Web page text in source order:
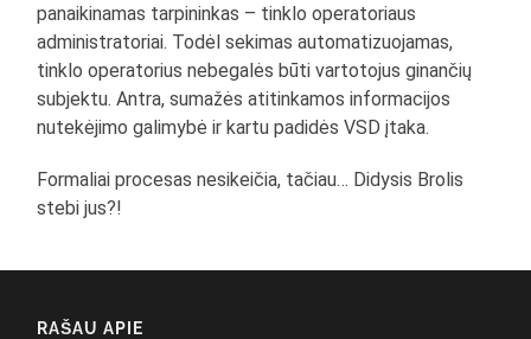
panaikinamas tarpininkas – tinklo operatoriaus
administratoriai. Todėl sekimas automatizuojamas,
tinklo operatorius nebegalės būti vartotojus ginančių
subjektu. Antra, sumažės atitinkamos informacijos
nutekėjimo galimybė ir kartu padidės VSD įtaka.
Formaliai procesas nesikeičia, tačiau… Didysis Brolis
stebi jus?!
RAŠAU APIE